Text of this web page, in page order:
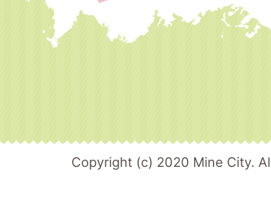
Copyright (c) 2020 Mine City.